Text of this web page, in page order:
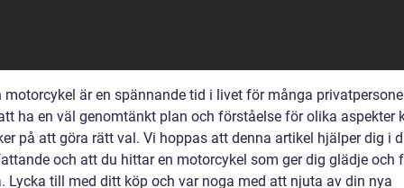
motorcykel är en spännande tid i livet för många
ha en väl genomtänkt plan och förståelse för olika aspekter
på att göra rätt val. Vi hoppas att denna artikel hjälper dig i
och att du hittar en motorcykel som ger dig glädje och
Lycka till med ditt köp och var noga med att njuta av din nya